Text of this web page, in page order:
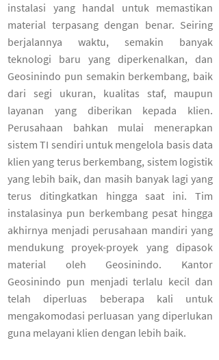
instalasi yang handal untuk memastikan
material terpasang dengan benar. Seiring
berjalannya waktu, semakin banyak
teknologi baru yang diperkenalkan, dan
Geosinindo pun semakin berkembang, baik
dari segi ukuran, kualitas staf, maupun
layanan yang diberikan kepada klien.
Perusahaan bahkan mulai menerapkan
sistem TI sendiri untuk mengelola basis data
klien yang terus berkembang, sistem logistik
yang lebih baik, dan masih banyak lagi yang
terus ditingkatkan hingga saat ini. Tim
instalasinya pun berkembang pesat hingga
akhirnya menjadi perusahaan mandiri yang
mendukung proyek-proyek yang dipasok
material oleh Geosinindo. Kantor
Geosinindo pun menjadi terlalu kecil dan
telah diperluas beberapa kali untuk
mengakomodasi perluasan yang diperlukan
guna melayani klien dengan lebih baik.